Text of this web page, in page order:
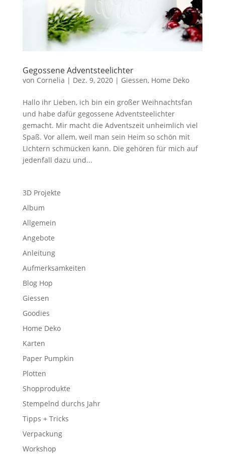
Gegossene Adventsteelichter
von Cornelia | Dez. 9, 2020| Giessen, Home Deko
Hallo ihr Lieben, ich bin ein großer Weihnachtsfan
und habe dafür gegossene Adventsteelichter
gemacht. Mir macht die Adventszeit unheimlich viel
Spaß. Vor allem, weil man sein Heim so schön mit
Lichtern schmücken kann. Die gehören für mich auf
jedenfall dazu und...
3D Projekte
Album
Allgemein
Angebote
Anleitung
Aufmerksamkeiten
Blog Hop
Giessen
Goodies
Home Deko
Karten
Paper Pumpkin
Plotten
Shopprodukte
Stempelnd durchs Jahr
Tipps + Tricks
Verpackung
Workshop